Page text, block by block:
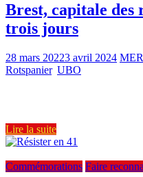
Brest, capitale des
trois jours
28 mars 20223 avril 2024
Rotspanier, UBO
Lire la suite
Commémorations Faire